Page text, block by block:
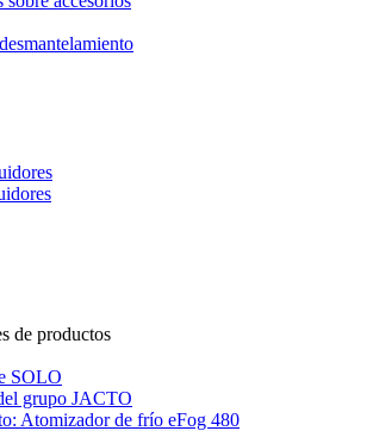
de productos
SOLO
grupo JACTO
Atomizador de frío eFog 480